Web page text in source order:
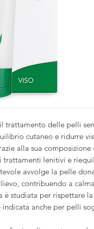
trattamento delle pelli
cutaneo e ridurre
alla sua
trattamenti lenitivi e
avvolge la pelle
contribuendo a
è studiata per rispettare
anche per pelli